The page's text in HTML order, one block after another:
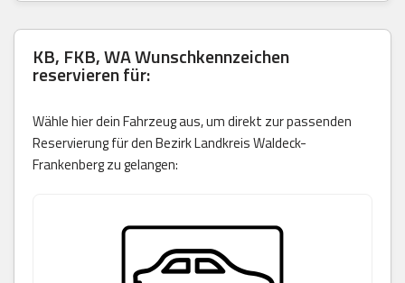
KB, FKB, WA Wunschkennzeichen
reservieren für:
Wähle hier dein Fahrzeug aus, um direkt zur passenden
Reservierung für den Bezirk Landkreis Waldeck-
Frankenberg zu gelangen: